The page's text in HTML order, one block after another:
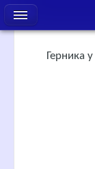
Герника